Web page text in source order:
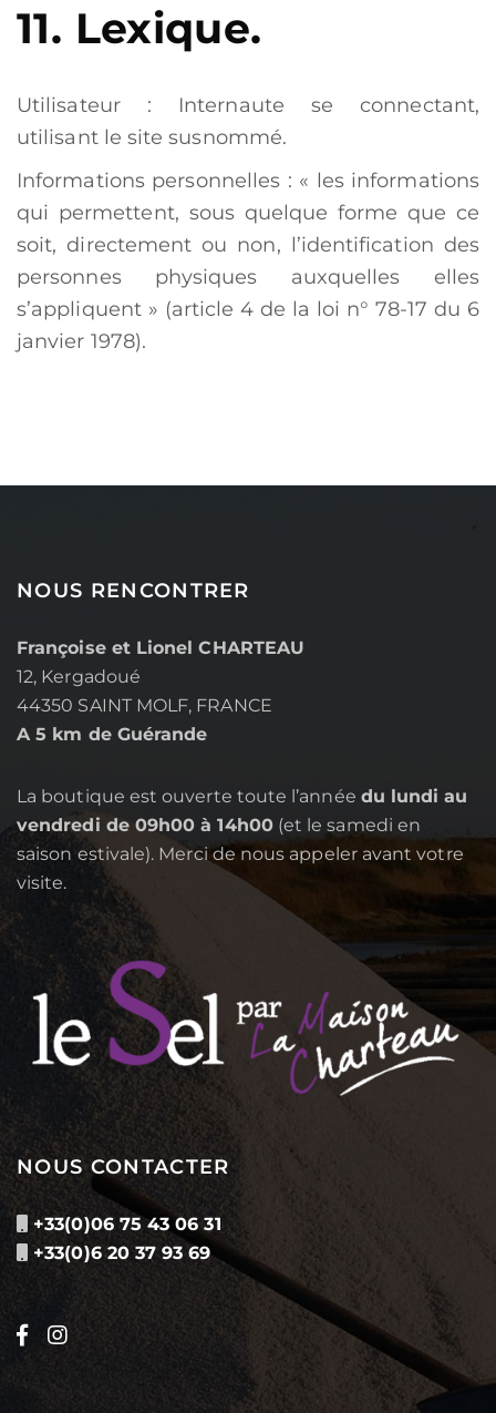
11. Lexique.
Utilisateur : Internaute se connectant,
utilisant le site susnommé.
Informations personnelles : « les informations
qui permettent, sous quelque forme que ce
soit, directement ou non, l’identification des
personnes physiques auxquelles elles
s’appliquent » (article 4 de la loi n° 78-17 du 6
janvier 1978).
NOUS RENCONTRER
Françoise et Lionel CHARTEAU
12, Kergadoué
44350 SAINT MOLF, FRANCE
A 5 km de Guérande
La boutique est ouverte toute l’année du lundi au
vendredi de 09h00 à 14h00(et le samedi en
saison estivale). Merci de nous appeler avant votre
visite.
NOUS CONTACTER
+33(0)06 75 43 06 31
+33(0)6 20 37 93 69